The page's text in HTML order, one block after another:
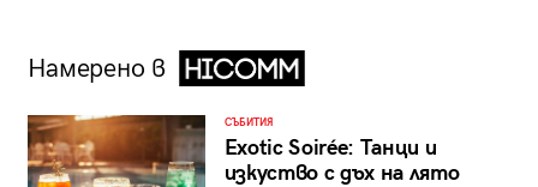
Намерено в
СЪБИТИЯ
Exotic Soirée: Танци и
изкуство с дъх на лято